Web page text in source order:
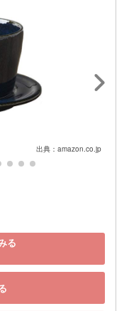
出典：amazon.co.jp
る